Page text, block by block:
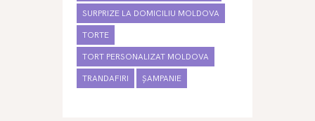
SURPRIZE LA DOMICILIU MOLDOVA
TORTE
TORT PERSONALIZAT MOLDOVA
TRANDAFIRI ȘAMPANIE